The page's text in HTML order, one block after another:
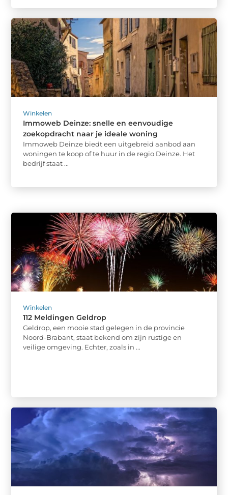
Winkelen
Immoweb Deinze: snelle en eenvoudige
zoekopdracht naar je ideale woning
Immoweb Deinze biedt een uitgebreid aanbod aan
woningen te koop of te huur in de regio Deinze. Het
bedrijf staat ...
Winkelen
112 Meldingen Geldrop
Geldrop, een mooie stad gelegen in de provincie
Noord-Brabant, staat bekend om zijn rustige en
veilige omgeving. Echter, zoals in ...